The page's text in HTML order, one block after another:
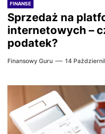
FINANSE
Sprzedaż na
internetowych –
podatek?
Finansowy Guru 14